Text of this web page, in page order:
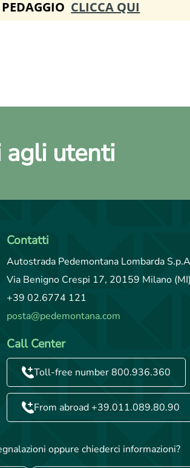
CLICCA QUI
agli utenti
Contatti
Autostrada Pedemontana Lombarda S.p.A
Via Benigno Crespi 17, 20159 Milano (MI)
+39 02.6774 121
posta@pedemontana.com
Call Center
Toll-free number 800.936.360
From abroad +39.011.089.80.90
oppure chiederci informazioni?